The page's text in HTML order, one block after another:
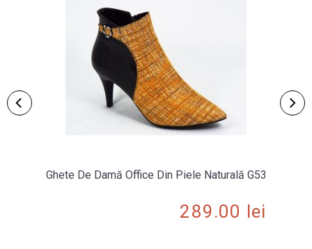
Ghete De Damă Office Din Piele Naturală G53
289.00 lei